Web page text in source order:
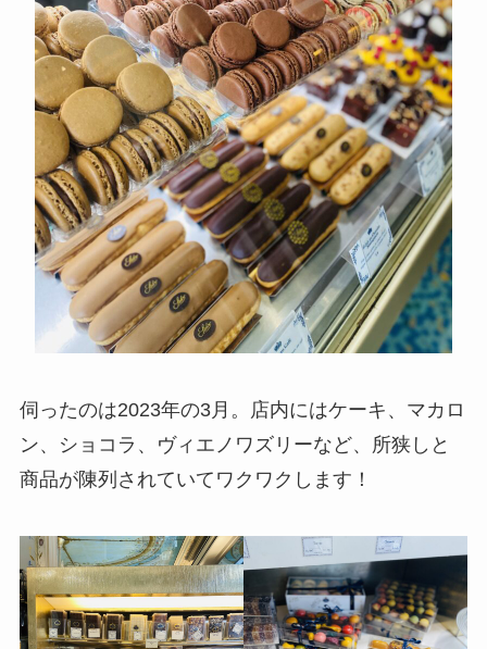
伺ったのは2023年の3月。店内にはケーキ、マカロ
ン、ショコラ、ヴィエノワズリーなど、所狭しと
商品が陳列されていてワクワクします！